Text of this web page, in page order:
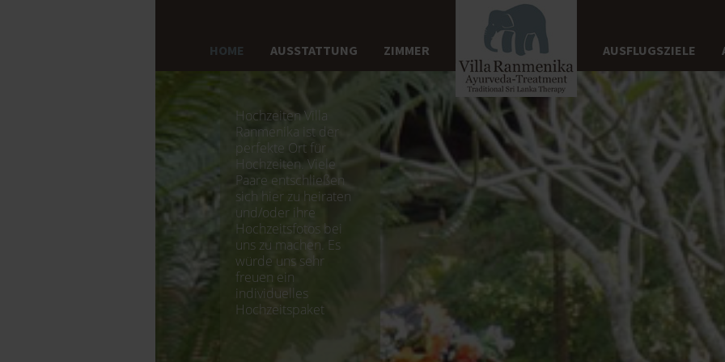
HOME AUSSTATTUNG ZIMMER AUSFLUGSZIELE
Hochzeiten Villa
Ranmenika ist der
perfekte Ort für
Hochzeiten. Viele
Paare entschließen
sich hier zu heiraten
und/oder ihre
Hochzeitsfotos bei
uns zu machen. Es
würde uns sehr
freuen ein
individuelles
Hochzeitspaket